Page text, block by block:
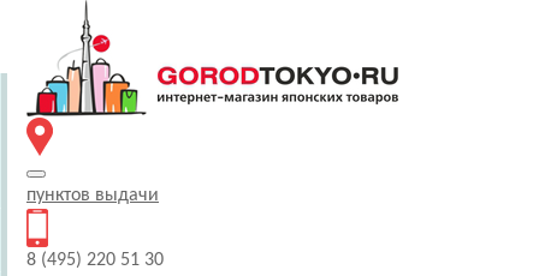
пунктов выдачи
8 (495) 220 51 30